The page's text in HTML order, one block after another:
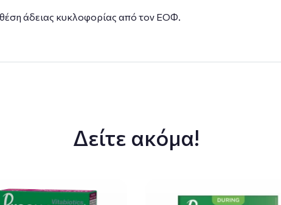
άδειας κυκλοφορίας από τον ΕΟΦ.
Δείτε ακόμα!